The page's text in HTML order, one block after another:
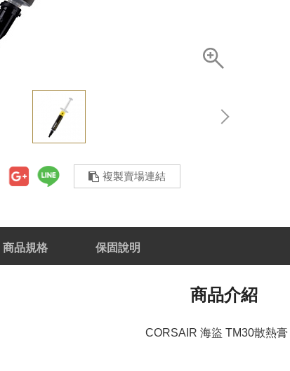
複製賣場連結
商品規格 保固說明
商品介紹
CORSAIR 海盜 TM30散熱膏